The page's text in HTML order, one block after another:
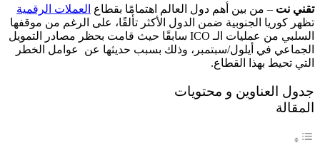
تقني نت – من بين أهم دول العالم اهتمامًا بقطاع العملات الرقمية
تظهر كوريا الجنوبية ضمن الدول الأكثر تألقًا، على الرغم من موقفها
السلبي من عمليات الـ ICO سابقًا حيث قامت بحظر مصادر التمويل
الجماعي في أيلول/سبتمبر، وذلك بسبب حديثها عن عوامل الخطر
التي تحيط بهذا القطاع.
جدول العناوين و محتويات
المقالة